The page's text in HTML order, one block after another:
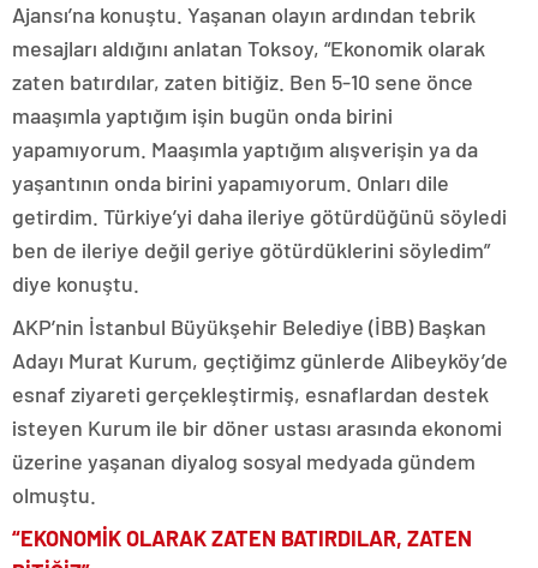
Ajansı’na konuştu. Yaşanan olayın ardından tebrik
mesajları aldığını anlatan Toksoy, “Ekonomik olarak
zaten batırdılar, zaten bitiğiz. Ben 5-10 sene önce
maaşımla yaptığım işin bugün onda birini
yapamıyorum. Maaşımla yaptığım alışverişin ya da
yaşantının onda birini yapamıyorum. Onları dile
getirdim. Türkiye’yi daha ileriye götürdüğünü söyledi
ben de ileriye değil geriye götürdüklerini söyledim”
diye konuştu.
AKP’nin İstanbul Büyükşehir Belediye (İBB) Başkan
Adayı Murat Kurum, geçtiğimz günlerde Alibeyköy’de
esnaf ziyareti gerçekleştirmiş, esnaflardan destek
isteyen Kurum ile bir döner ustası arasında ekonomi
üzerine yaşanan diyalog sosyal medyada gündem
olmuştu.
“EKONOMİK OLARAK ZATEN BATIRDILAR, ZATEN